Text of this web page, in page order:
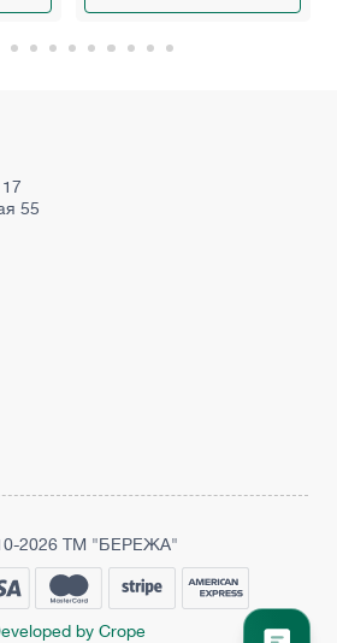
17
55
2026 ТМ "БЕРЕЖА"
by Crope